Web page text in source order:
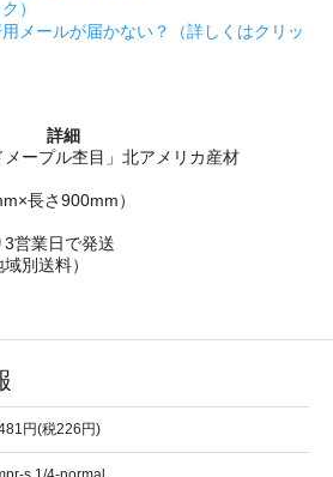
）
メールが届かない？（詳しくはクリッ
詳細
メープル杢目」北アメリカ産材
長さ900mm）
3営業日で発送
別送料）
円(税226円)